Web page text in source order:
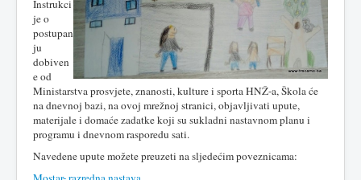
Instrukci
je o
postupan
ju
dobiven
e od
Ministarstva prosvjete, znanosti, kulture i sporta HNŽ-a, Škola će
na dnevnoj bazi, na ovoj mrežnoj stranici, objavljivati upute,
materijale i domaće zadatke koji su sukladni nastavnom planu i
programu i dnevnom rasporedu sati.
Navedene upute možete preuzeti na sljedećim poveznicama: